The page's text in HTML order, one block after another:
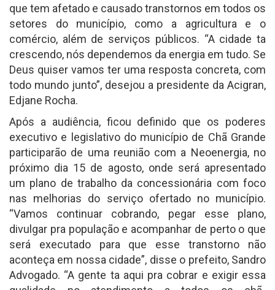
que tem afetado e causado transtornos em todos os
setores do município, como a agricultura e o
comércio, além de serviços públicos. “A cidade ta
crescendo, nós dependemos da energia em tudo. Se
Deus quiser vamos ter uma resposta concreta, com
todo mundo junto”, desejou a presidente da Acigran,
Edjane Rocha.
Após a audiência, ficou definido que os poderes
executivo e legislativo do município de Chã Grande
participarão de uma reunião com a Neoenergia, no
próximo dia 15 de agosto, onde será apresentado
um plano de trabalho da concessionária com foco
nas melhorias do serviço ofertado no município.
“Vamos continuar cobrando, pegar esse plano,
divulgar pra população e acompanhar de perto o que
será executado para que esse transtorno não
aconteça em nossa cidade”, disse o prefeito, Sandro
Advogado. “A gente ta aqui pra cobrar e exigir essa